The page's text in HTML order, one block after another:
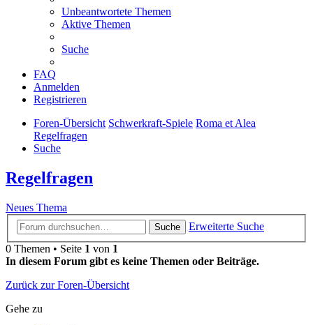
Unbeantwortete Themen
Aktive Themen
Suche
FAQ
Anmelden
Registrieren
Foren-Übersicht Schwerkraft-Spiele Roma et Alea
Regelfragen
Suche
Regelfragen
Neues Thema
Suche
Erweiterte Suche
0 Themen • Seite 1 von 1
In diesem Forum gibt es keine Themen oder Beiträge.
Zurück zur Foren-Übersicht
Gehe zu